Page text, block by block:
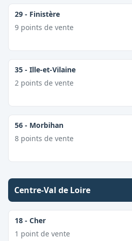
29 - Finistère
9 points de vente
35 - Ille-et-Vilaine
2 points de vente
56 - Morbihan
8 points de vente
Centre-Val de Loire
18 - Cher
1 point de vente